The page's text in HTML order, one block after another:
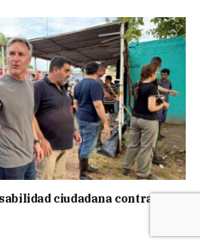
ciudadana contra El